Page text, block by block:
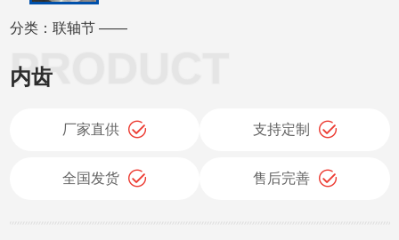
分类：联轴节 ——
内齿
厂家直供 支持定制
全国发货 售后完善